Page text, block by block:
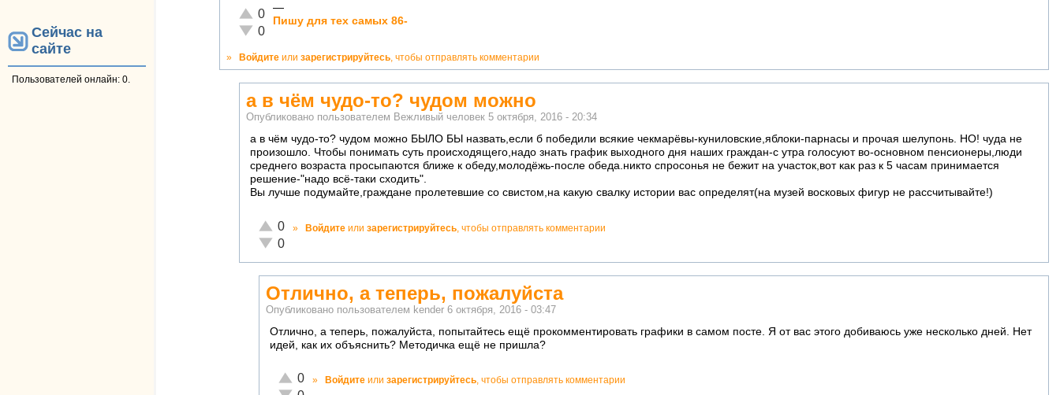
Сейчас на
сайте
Пользователей онлайн: 0.
Отлично!
0
Неадекватно!
0
—
Пишу для тех самых 86-
» Войдите или зарегистрируйтесь, чтобы отправлять комментарии
а в чём чудо-то? чудом можно
Опубликовано пользователем Вежливый человек 5 октября, 2016 - 20:34
а в чём чудо-то? чудом можно БЫЛО БЫ назвать,если б победили всякие чекмарёвы-куниловские,яблоки-парнасы и прочая шелупонь. НО! чуда не
произошло. Чтобы понимать суть происходящего,надо знать график выходного дня наших граждан-с утра голосуют во-основном пенсионеры,люди
среднего возраста просыпаются ближе к обеду,молодёжь-после обеда.никто спросонья не бежит на участок,вот как раз к 5 часам принимается
решение-"надо всё-таки сходить".
Вы лучше подумайте,граждане пролетевшие со свистом,на какую свалку истории вас определят(на музей восковых фигур не рассчитывайте!)
Отлично!
0
Неадекватно!
0
» Войдите или зарегистрируйтесь , чтобы отправлять комментарии
Отлично, а теперь, пожалуйста
Опубликовано пользователем kender 6 октября, 2016 - 03:47
Отлично, а теперь, пожалуйста, попытайтесь ещё прокомментировать графики в самом посте. Я от вас этого добиваюсь уже несколько дней. Нет
идей, как их объяснить? Методичка ещё не пришла?
Отлично!
0 » Войдите или зарегистрируйтесь, чтобы отправлять комментарии